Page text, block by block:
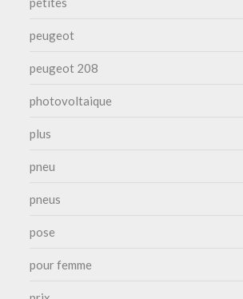
peugeot
peugeot 208
photovoltaique
plus
pneu
pneus
pose
pour femme